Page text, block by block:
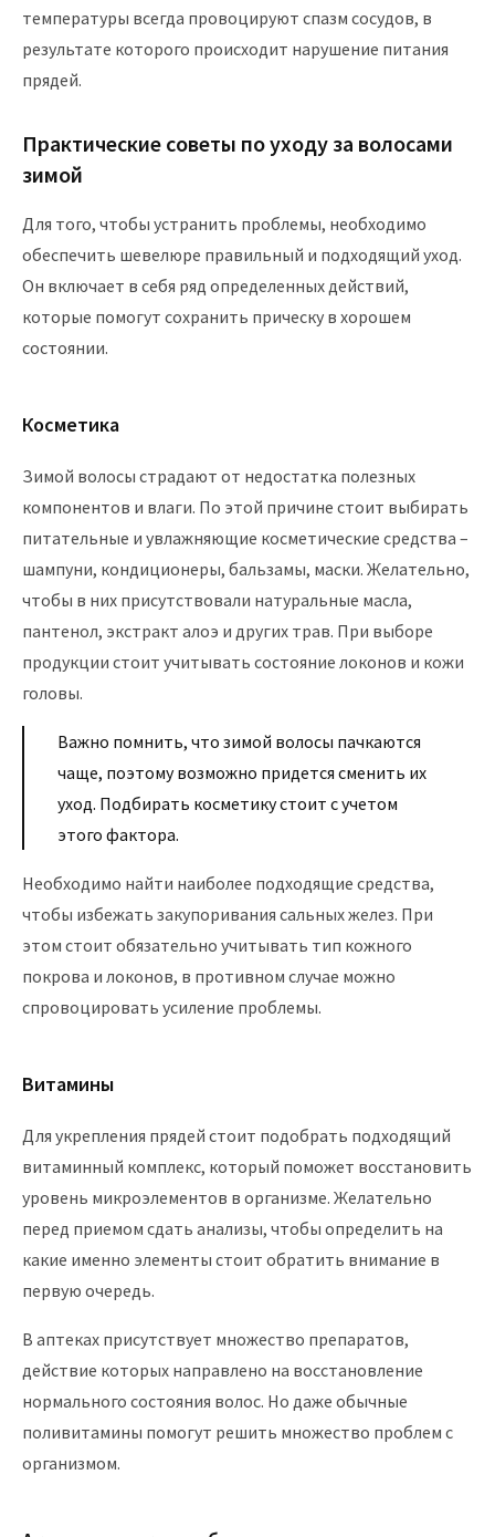
температуры всегда провоцируют спазм сосудов, в
результате которого происходит нарушение питания
прядей.
Практические советы по уходу за волосами
зимой
Для того, чтобы устранить проблемы, необходимо
обеспечить шевелюре правильный и подходящий уход.
Он включает в себя ряд определенных действий,
которые помогут сохранить прическу в хорошем
состоянии.
Косметика
Зимой волосы страдают от недостатка полезных
компонентов и влаги. По этой причине стоит выбирать
питательные и увлажняющие косметические средства –
шампуни, кондиционеры, бальзамы, маски. Желательно,
чтобы в них присутствовали натуральные масла,
пантенол, экстракт алоэ и других трав. При выборе
продукции стоит учитывать состояние локонов и кожи
головы.
Важно помнить, что зимой волосы пачкаются
чаще, поэтому возможно придется сменить их
уход. Подбирать косметику стоит с учетом
этого фактора.
Необходимо найти наиболее подходящие средства,
чтобы избежать закупоривания сальных желез. При
этом стоит обязательно учитывать тип кожного
покрова и локонов, в противном случае можно
спровоцировать усиление проблемы.
Витамины
Для укрепления прядей стоит подобрать подходящий
витаминный комплекс, который поможет восстановить
уровень микроэлементов в организме. Желательно
перед приемом сдать анализы, чтобы определить на
какие именно элементы стоит обратить внимание в
первую очередь.
В аптеках присутствует множество препаратов,
действие которых направлено на восстановление
нормального состояния волос. Но даже обычные
поливитамины помогут решить множество проблем с
организмом.